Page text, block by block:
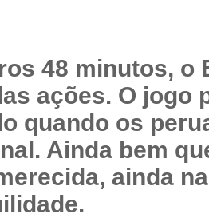
48 minutos, o
ações. O jogo
quando os
Ainda bem
ainda